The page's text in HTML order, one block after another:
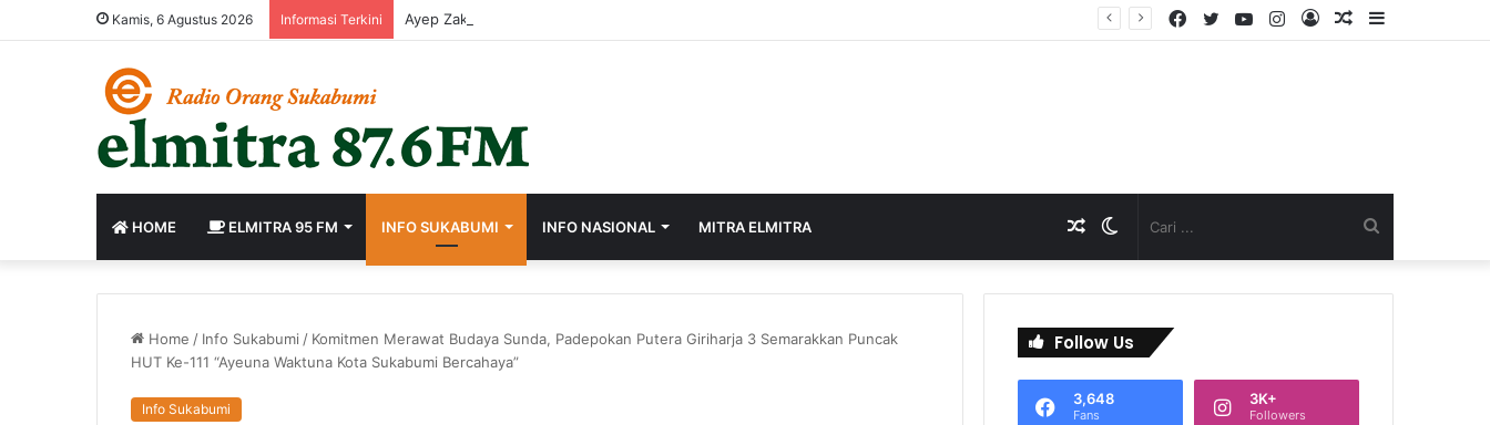
Kamis, 6 Agustus 2026 Informasi Terkini Ayep Zaki Tegaskan, Pemkot Sukabumi Fokus Tuntaskan Legalitas Aset Daerah Sidebar
Artikel
Log
Instagram
YouTube
Twitter
Facebook
HOME ELMITRA 95 FM INFO SUKABUMI INFO NASIONAL MITRA ELMITRA
...
Switch
skin
Artikel
Acak
Home / Info Sukabumi / Komitmen Merawat Budaya Sunda, Padepokan Putera Giriharja 3 Semarakkan Puncak
HUT Ke-111 “Ayeuna Waktuna Kota Sukabumi Bercahaya”
Info Sukabumi
Follow Us
3,648
Fans
3K+
Followers